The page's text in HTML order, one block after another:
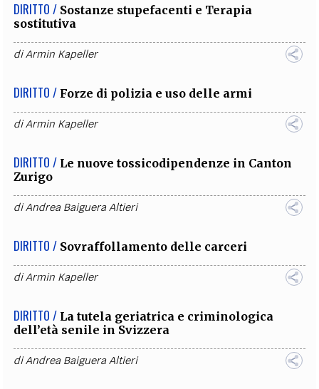
DIRITTO / Sostanze stupefacenti e Terapia
sostitutiva
diArmin Kapeller
DIRITTO / Forze di polizia e uso delle armi
diArmin Kapeller
DIRITTO / Le nuove tossicodipendenze in Canton
Zurigo
diAndrea Baiguera Altieri
DIRITTO / Sovraffollamento delle carceri
diArmin Kapeller
DIRITTO / La tutela geriatrica e criminologica
dell’età senile in Svizzera
diAndrea Baiguera Altieri